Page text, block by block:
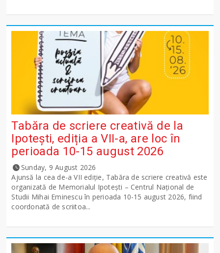
Tabăra de scriere creativă de la
Ipotești, ediția a VII-a, are loc în
perioada 10-15 august 2026
Sunday, 9 August 2026
Ajunsă la cea de-a VII ediție, Tabăra de scriere creativă este
organizată de Memorialul Ipotești – Centrul Național de
Studii Mihai Eminescu în perioada 10-15 august 2026, fiind
coordonată de scriitoa...